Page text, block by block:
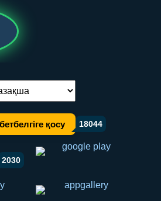
ауыстыру:
қосу 18044
ulashish
orqali ulashish
2030